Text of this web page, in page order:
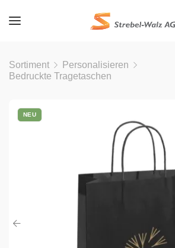
Sortiment
Personalisieren
Bedruckte Tragetaschen
NEU